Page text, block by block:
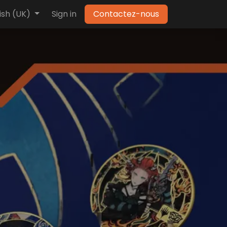
(UK) Sign in Contactez-nous